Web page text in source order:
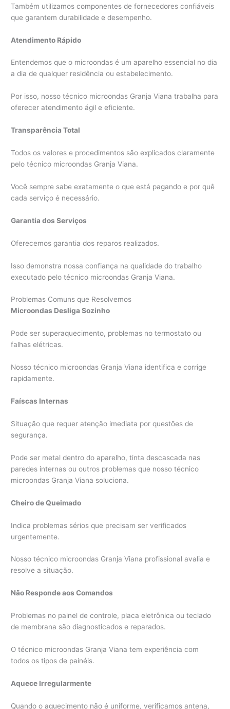
Também utilizamos componentes de fornecedores confiáveis
que garantem durabilidade e desempenho.
Atendimento Rápido
Entendemos que o microondas é um aparelho essencial no dia
a dia de qualquer residência ou estabelecimento.
Por isso, nosso técnico microondas Granja Viana trabalha para
oferecer atendimento ágil e eficiente.
Transparência Total
Todos os valores e procedimentos são explicados claramente
pelo técnico microondas Granja Viana.
Você sempre sabe exatamente o que está pagando e por quê
cada serviço é necessário.
Garantia dos Serviços
Oferecemos garantia dos reparos realizados.
Isso demonstra nossa confiança na qualidade do trabalho
executado pelo técnico microondas Granja Viana.
Problemas Comuns que Resolvemos
Microondas Desliga Sozinho
Pode ser superaquecimento, problemas no termostato ou
falhas elétricas.
Nosso técnico microondas Granja Viana identifica e corrige
rapidamente.
Faíscas Internas
Situação que requer atenção imediata por questões de
segurança.
Pode ser metal dentro do aparelho, tinta descascada nas
paredes internas ou outros problemas que nosso técnico
microondas Granja Viana soluciona.
Cheiro de Queimado
Indica problemas sérios que precisam ser verificados
urgentemente.
Nosso técnico microondas Granja Viana profissional avalia e
resolve a situação.
Não Responde aos Comandos
Problemas no painel de controle, placa eletrônica ou teclado
de membrana são diagnosticados e reparados.
O técnico microondas Granja Viana tem experiência com
todos os tipos de painéis.
Aquece Irregularmente
Quando o aquecimento não é uniforme, verificamos antena,